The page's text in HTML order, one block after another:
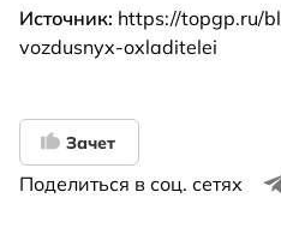
Источник: https://topgp.ru/
vozdusnyx-oxladitelei
Зачет
Поделиться в соц. сетях